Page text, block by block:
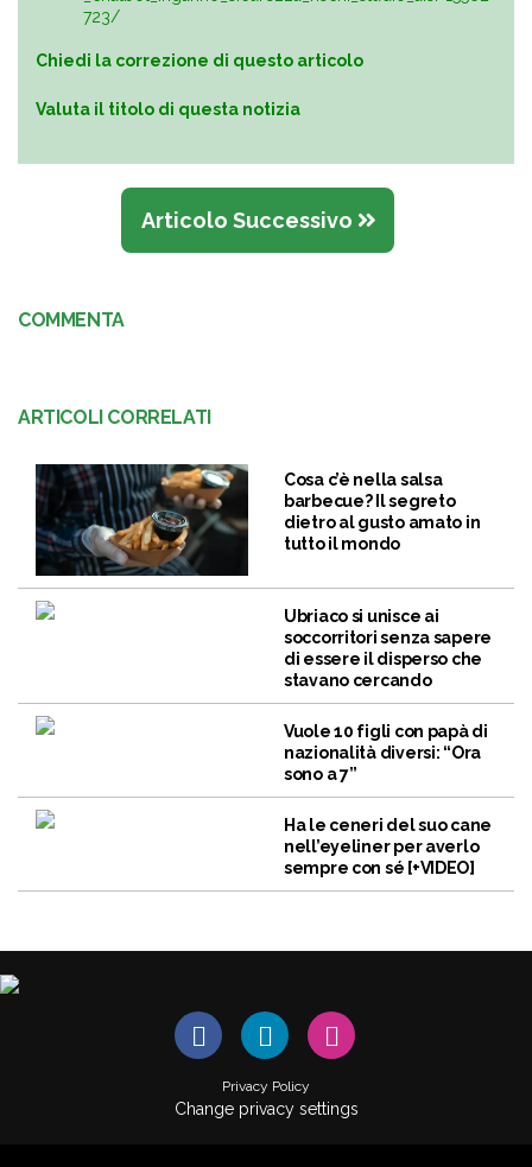
723/
Chiedi la correzione di questo articolo
Valuta il titolo di questa notizia
Articolo Successivo
COMMENTA
ARTICOLI CORRELATI
Cosa c’è nella salsa
barbecue? Il segreto
dietro al gusto amato in
tutto il mondo
Ubriaco si unisce ai
soccorritori senza sapere
di essere il disperso che
stavano cercando
Vuole 10 figli con papà di
nazionalità diversi: “Ora
sono a 7”
Ha le ceneri del suo cane
nell’eyeliner per averlo
sempre con sé [+VIDEO]
Privacy Policy
Change privacy settings